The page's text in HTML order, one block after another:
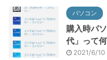
パソコン
購入時パ
代」って
2021/6/10